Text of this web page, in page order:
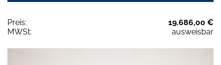
Preis:
19.686,00 €
MWSt:
ausweisbar